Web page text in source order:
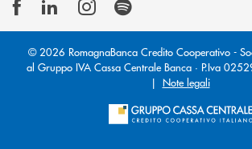
© 2026 RomagnaBanca Credito Cooperativo -
al Gruppo IVA Cassa Centrale Banca · P.Iva
| Note legali